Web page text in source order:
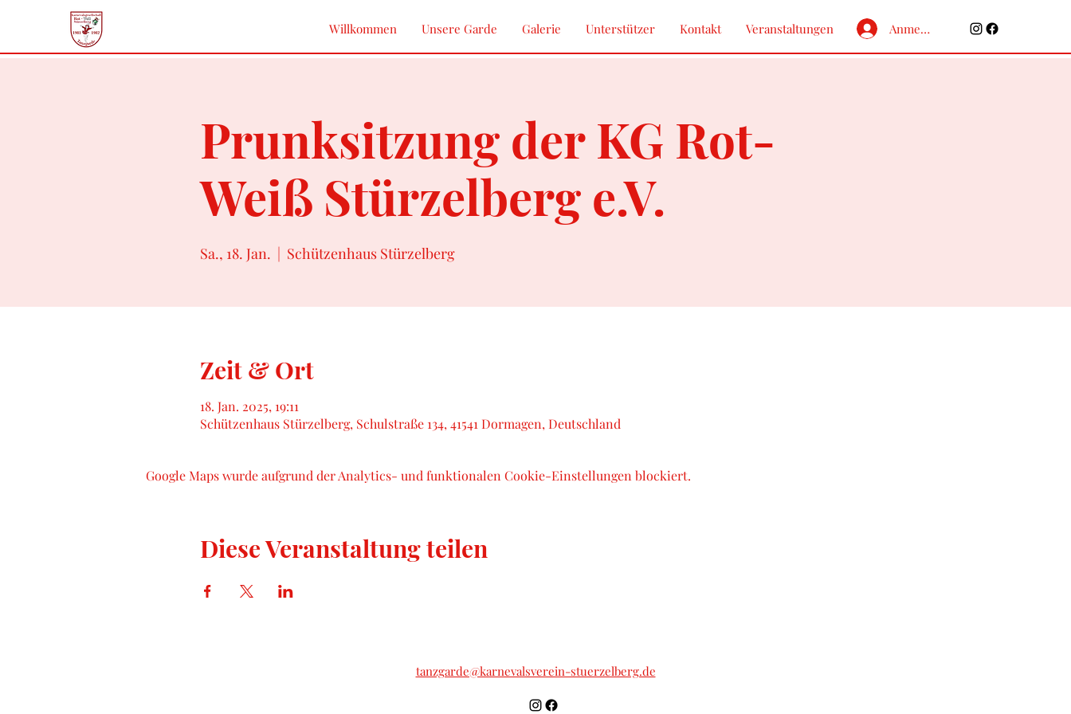
Willkommen Unsere Garde Galerie Unterstützer Kontakt Veranstaltungen Anmelden
Prunksitzung der KG Rot-
Weiß Stürzelberg e.V.
Sa., 18. Jan.
  |
Schützenhaus Stürzelberg
Zeit & Ort
18. Jan. 2025, 19:11
Schützenhaus Stürzelberg, Schulstraße 134, 41541 Dormagen, Deutschland
Google Maps wurde aufgrund der Analytics- und funktionalen Cookie-Einstellungen blockiert.
Diese Veranstaltung teilen
tanzgarde@karnevalsverein-stuerzelberg.de